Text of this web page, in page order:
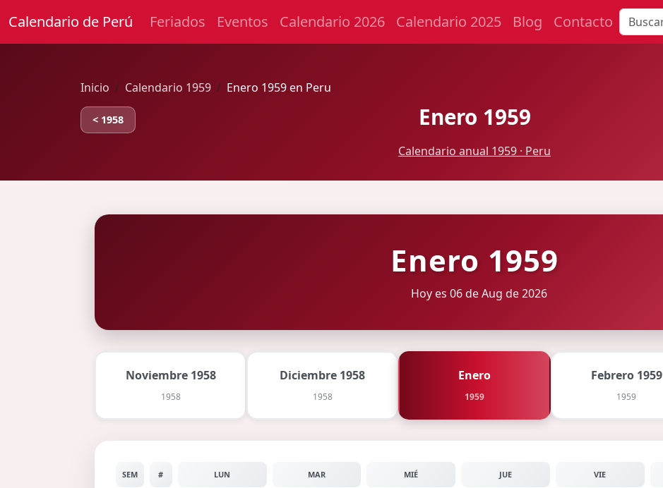
Calendario de Perú Feriados Eventos Calendario 2026 Calendario 2025 Blog Contacto
Inicio Calendario 1959 Enero 1959 en Peru
< 1958 Enero 1959
Calendario anual 1959 · Peru
Enero 1959
Hoy es 06 de Aug de 2026
Noviembre 1958
1958
Diciembre 1958
1958
Enero
1959
Febrero 1959
1959
SEM # LUN MAR MIÉ JUE VIE